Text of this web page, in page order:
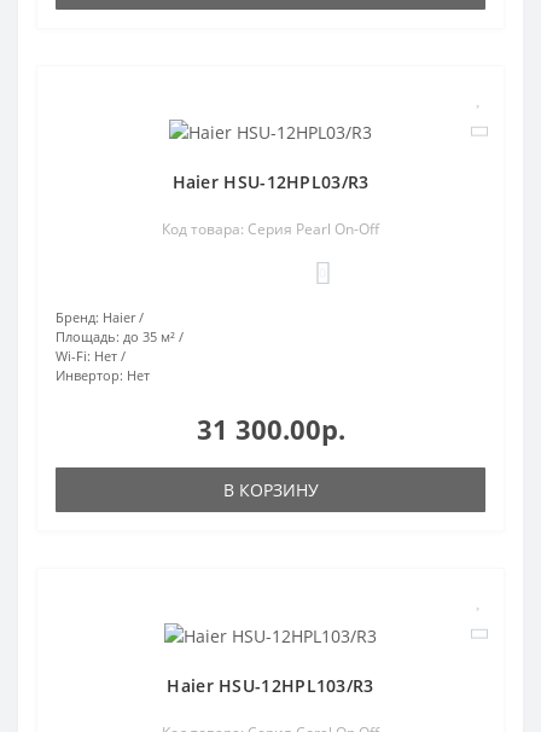
Haier HSU-12HPL03/R3
Код товара: Серия Pearl On-Off
Бренд: Haier
Площадь: до 35 м²
Wi-Fi: Нет
Инвертор: Нет
31 300.00р.
В КОРЗИНУ
Haier HSU-12HPL103/R3